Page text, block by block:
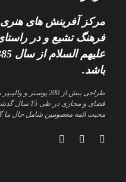
مرکز آفرینش های
فرهنگ تشیع و در
باشد.
طراحی بیش از 200
فضای و مجازی
محبت ائمه معصومین شامل حال ما